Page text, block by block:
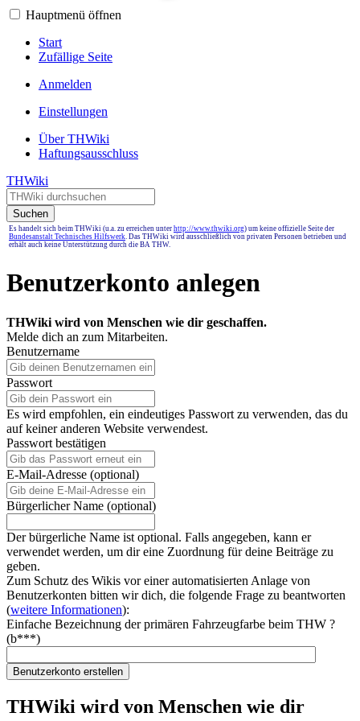
Hauptmenü öffnen
Start
Zufällige Seite
Anmelden
Einstellungen
Über THWiki
Haftungsausschluss
THWiki
Suchen
Es handelt sich beim THWiki (u.a. zu erreichen unter http://www.thwiki.org) um keine offizielle Seite der
Bundesanstalt Technisches Hilfswerk. Das THWiki wird ausschließlich von privaten Personen betrieben und
erhält auch keine Unterstützung durch die BA THW.
Benutzerkonto anlegen
THWiki wird von Menschen wie dir geschaffen.
Melde dich an zum Mitarbeiten.
Benutzername
Passwort
Es wird empfohlen, ein eindeutiges Passwort zu verwenden, das du
auf keiner anderen Website verwendest.
Passwort bestätigen
E-Mail-Adresse (optional)
Bürgerlicher Name (optional)
Der bürgerliche Name ist optional. Falls angegeben, kann er
verwendet werden, um dir eine Zuordnung für deine Beiträge zu
geben.
Zum Schutz des Wikis vor einer automatisierten Anlage von
Benutzerkonten bitten wir dich, die folgende Frage zu beantworten
(weitere Informationen):
Einfache Bezeichnung der primären Fahrzeugfarbe beim THW ?
(b***)
Benutzerkonto erstellen
THWiki wird von Menschen wie dir